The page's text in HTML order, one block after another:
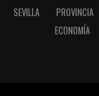
SEVILLA PROVINCIA
ECONOMÍA